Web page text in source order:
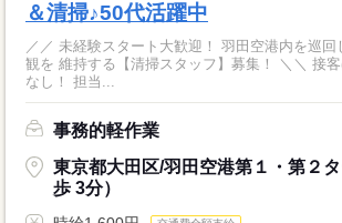
＆清掃♪50代活躍中
／／ 未経験スタート大歓迎！ 羽田空港内を巡回しながら、施設の美
観を 維持する【清掃スタッフ】募集！ ＼＼ 接客ほぼなし・電話対応
なし！ 担当...
事務的軽作業
東京都大田区/羽田空港第１・第２
歩 3分）